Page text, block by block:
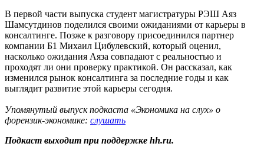
В первой части выпуска студент магистратуры РЭШ Аяз
Шамсутдинов поделился своими ожиданиями от карьеры в
консалтинге. Позже к разговору присоединился партнер
компании Б1 Михаил Цибулевский, который оценил,
насколько ожидания Аяза совпадают с реальностью и
проходят ли они проверку практикой. Он рассказал, как
изменился рынок консалтинга за последние годы и как
выглядит развитие этой карьеры сегодня.
Упомянутый выпуск подкаста «Экономика на слух» о
форензик-экономике: слушать
Подкаст выходит при поддержке hh.ru.